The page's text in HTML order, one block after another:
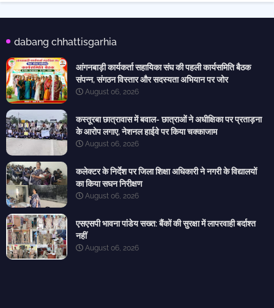
dabang chhattisgarhia
आंगनबाड़ी कार्यकर्ता सहायिका संघ की पहली कार्यसमिति बैठक
संपन्न, संगठन विस्तार और सदस्यता अभियान पर जोर
August 06, 2026
कस्तूरबा छात्रावास में बवाल- छात्राओं ने अधीक्षिका पर प्रताड़ना
के आरोप लगाए, नेशनल हाईवे पर किया चक्काजाम
August 06, 2026
कलेक्टर के निर्देश पर जिला शिक्षा अधिकारी ने नगरी के विद्यालयों
का किया सघन निरीक्षण
August 06, 2026
एसएसपी भावना पांडेय सख्त: बैंकों की सुरक्षा में लापरवाही बर्दाश्त
नहीं
August 06, 2026